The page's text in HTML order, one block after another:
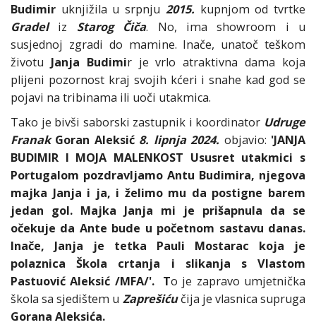
Budimir uknjižila u srpnju 2015. kupnjom od tvrtke
Gradeliz Starog Čiča. No, ima showroom i u
susjednoj zgradi do mamine. Inače, unatoč teškom
životu Janja Budimir je vrlo atraktivna dama koja
plijeni pozornost kraj svojih kćeri i snahe kad god se
pojavi na tribinama ili uoči utakmica.
Tako je bivši saborski zastupnik i koordinator Udruge
Franak Goran Aleksić 8. lipnja 2024. objavio: 'JANJA
BUDIMIR I MOJA MALENKOST Ususret utakmici s
Portugalom pozdravljamo Antu Budimira, njegova
majka Janja i ja, i želimo mu da postigne barem
jedan gol. Majka Janja mi je prišapnula da se
očekuje da Ante bude u početnom sastavu danas.
Inače, Janja je tetka Pauli Mostarac koja je
polaznica Škola crtanja i slikanja s Vlastom
Pastuović Aleksić /MFA/'. To je zapravo umjetnička
škola sa sjedištem u Zaprešićučija je vlasnica supruga
Gorana Aleksića.